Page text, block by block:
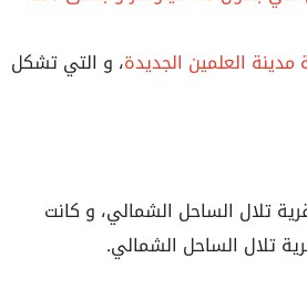
العلمين الجديدة، و التي تشكل
تلال الساحل الشمالي، و كانت
تلال الساحل الشمالي.